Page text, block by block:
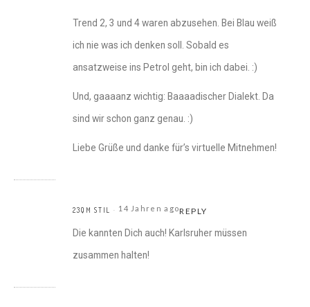
Trend 2, 3 und 4 waren abzusehen. Bei Blau weiß
ich nie was ich denken soll. Sobald es
ansatzweise ins Petrol geht, bin ich dabei. :)
Und, gaaaanz wichtig: Baaaadischer Dialekt. Da
sind wir schon ganz genau. :)
Liebe Grüße und danke für’s virtuelle Mitnehmen!
23QM STIL 14 Jahren agoREPLY
Die kannten Dich auch! Karlsruher müssen
zusammen halten!